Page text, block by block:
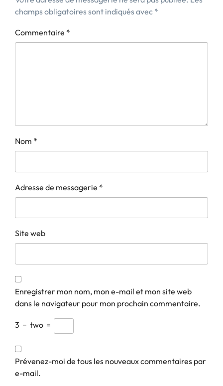
champs obligatoires sont indiqués avec *
Commentaire *
Nom *
Adresse de messagerie *
Site web
Enregistrer mon nom, mon e-mail et mon site web
dans le navigateur pour mon prochain commentaire.
3 − two =
Prévenez-moi de tous les nouveaux commentaires par
e-mail.